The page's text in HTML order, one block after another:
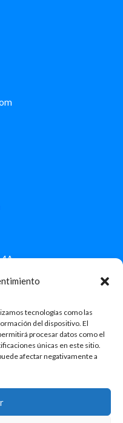
tecnologías como las
del dispositivo. El
procesar datos como el
únicas en este sitio.
afectar negativamente a